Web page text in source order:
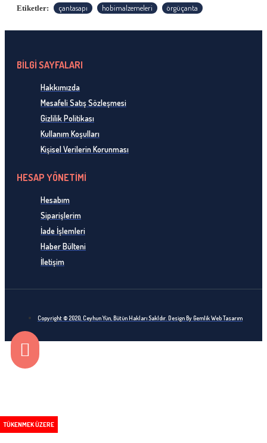
TÜKENMEK ÜZERE
Etiketler: çantasapı hobimalzemeleri örgüçanta
BİLGİ SAYFALARI
Hakkımızda
Mesafeli Satış Sözleşmesi
Gizlilik Politikası
Kullanım Koşulları
Kişisel Verilerin Korunması
HESAP YÖNETİMİ
Hesabım
Siparişlerim
İade İşlemleri
Haber Bülteni
İletişim
Copyright © 2020, Ceyhun Yün, Bütün Hakları Sakldır. Design By Gemlik Web Tasarım